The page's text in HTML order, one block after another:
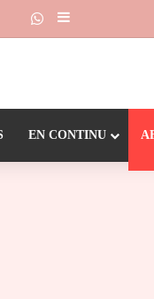
Dailymotion
Suivre la chaîne
Sidebar (barre
EN CONTINU